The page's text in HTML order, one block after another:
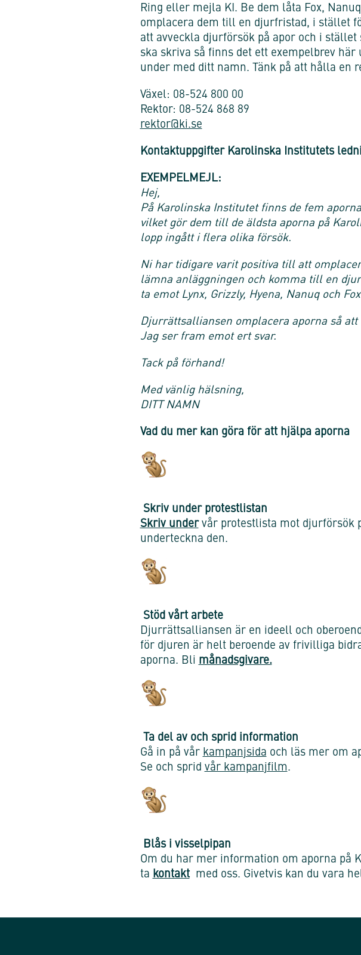
Ring eller mejla KI. Be dem låta Fox,
omplacera dem till en djurfristad, i stället
att avveckla djurförsök på apor och i
ska skriva så finns det ett exempelbrev
under med ditt namn. Tänk på att hålla en
Växel: 08-524 800 00
Rektor: 08-524 868 89
rektor@ki.se
Kontaktuppgifter Karolinska Institutets
EXEMPELMEJL:
Hej,
På Karolinska Institutet finns de fem
vilket gör dem till de äldsta aporna på
lopp ingått i flera olika försök.
Ni har tidigare varit positiva till att
lämna anläggningen och komma till en
ta emot Lynx, Grizzly, Hyena, Nanuq och
Djurrättsalliansen omplacera aporna så
Jag ser fram emot ert svar.
Tack på förhand!
Med vänlig hälsning,
DITT NAMN
Vad du mer kan göra för att hjälpa aporna
Skriv under protestlistan
Skriv undervår protestlista mot djurförsök
underteckna den.
Stöd vårt arbete
Djurrättsalliansen är en ideell och
för djuren är helt beroende av frivilliga
aporna. Bli månadsgivare.
Ta del av och sprid information
Gå in på vår kampanjsida och läs mer om
Se och sprid vår kampanjfilm.
Blås i visselpipan
Om du har mer information om aporna på
ta kontakt med oss. Givetvis kan du vara